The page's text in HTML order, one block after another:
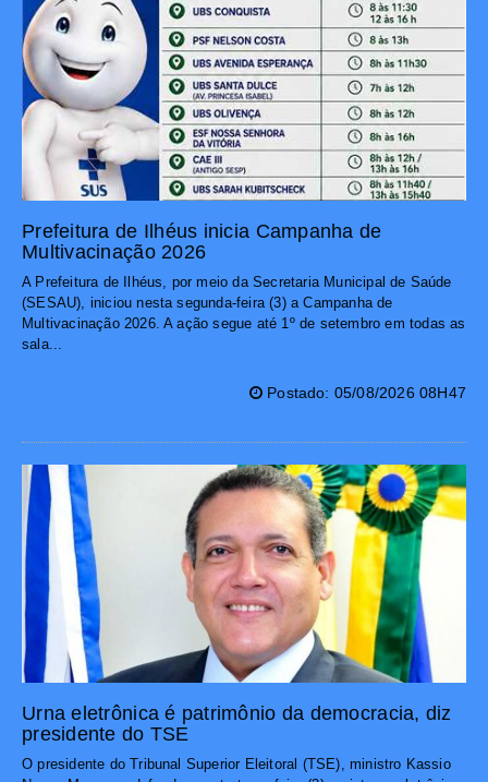
Prefeitura de Ilhéus inicia Campanha de
Multivacinação 2026
A Prefeitura de Ilhéus, por meio da Secretaria Municipal de Saúde
(SESAU), iniciou nesta segunda-feira (3) a Campanha de
Multivacinação 2026. A ação segue até 1º de setembro em todas as
sala...
Postado: 05/08/2026 08H47
Urna eletrônica é patrimônio da democracia, diz
presidente do TSE
O presidente do Tribunal Superior Eleitoral (TSE), ministro Kassio